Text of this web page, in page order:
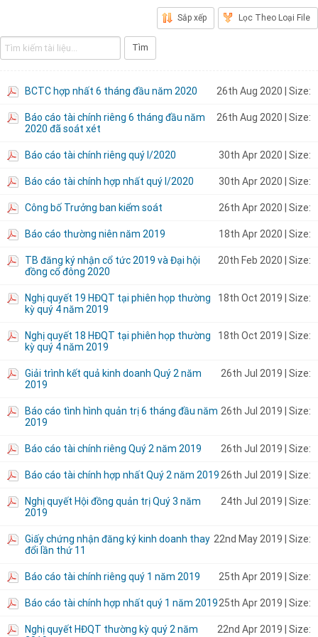
Lọc Theo Loại File
Sắp xếp
Tìm
| Size:
26th Aug 2020
BCTC hợp nhất 6 tháng đầu năm 2020
| Size:
26th Aug 2020
Báo cáo tài chính riêng 6 tháng đầu năm
2020 đã soát xét
| Size:
30th Apr 2020
Báo cáo tài chính riêng quý I/2020
| Size:
30th Apr 2020
Báo cáo tài chính hợp nhất quý I/2020
| Size:
26th Apr 2020
Công bố Trưởng ban kiểm soát
| Size:
18th Apr 2020
Báo cáo thường niên năm 2019
| Size:
20th Feb 2020
TB đăng ký nhận cổ tức 2019 và Đại hội
đồng cổ đông 2020
| Size:
18th Oct 2019
Nghị quyết 19 HĐQT tại phiên họp thường
kỳ quý 4 năm 2019
| Size:
18th Oct 2019
Nghị quyết 18 HĐQT tại phiên họp thường
kỳ quý 4 năm 2019
| Size:
26th Jul 2019
Giải trình kết quả kinh doanh Quý 2 năm
2019
| Size:
26th Jul 2019
Báo cáo tình hình quản trị 6 tháng đầu năm
2019
| Size:
26th Jul 2019
Báo cáo tài chính riêng Quý 2 năm 2019
| Size:
26th Jul 2019
Báo cáo tài chính hợp nhất Quý 2 năm 2019
| Size:
24th Jul 2019
Nghị quyết Hội đồng quản trị Quý 3 năm
2019
| Size:
22nd May 2019
Giấy chứng nhận đăng ký kinh doanh thay
đổi lần thứ 11
| Size:
25th Apr 2019
Báo cáo tài chính riêng quý 1 năm 2019
| Size:
25th Apr 2019
Báo cáo tài chính hợp nhất quý 1 năm 2019
| Size:
22nd Apr 2019
Nghị quyết HĐQT thường kỳ quý 2 năm